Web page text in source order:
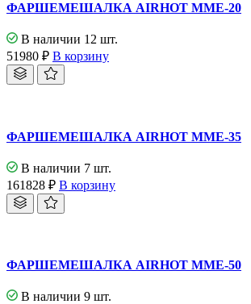
ФАРШЕМЕШАЛКА AIRHOT MME-20
В наличии 12 шт.
51980 ₽ В корзину
ФАРШЕМЕШАЛКА AIRHOT MME-35
В наличии 7 шт.
161828 ₽ В корзину
ФАРШЕМЕШАЛКА AIRHOT MME-50
В наличии 9 шт.